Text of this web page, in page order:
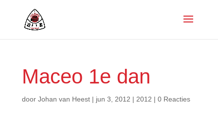
Maceo 1e dan
door Johan van Heest| jun 3, 2012 | 2012 | 0 Reacties